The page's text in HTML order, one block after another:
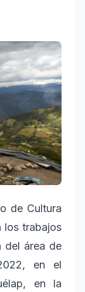
de Cultura
los trabajos
del área de
en el
en la